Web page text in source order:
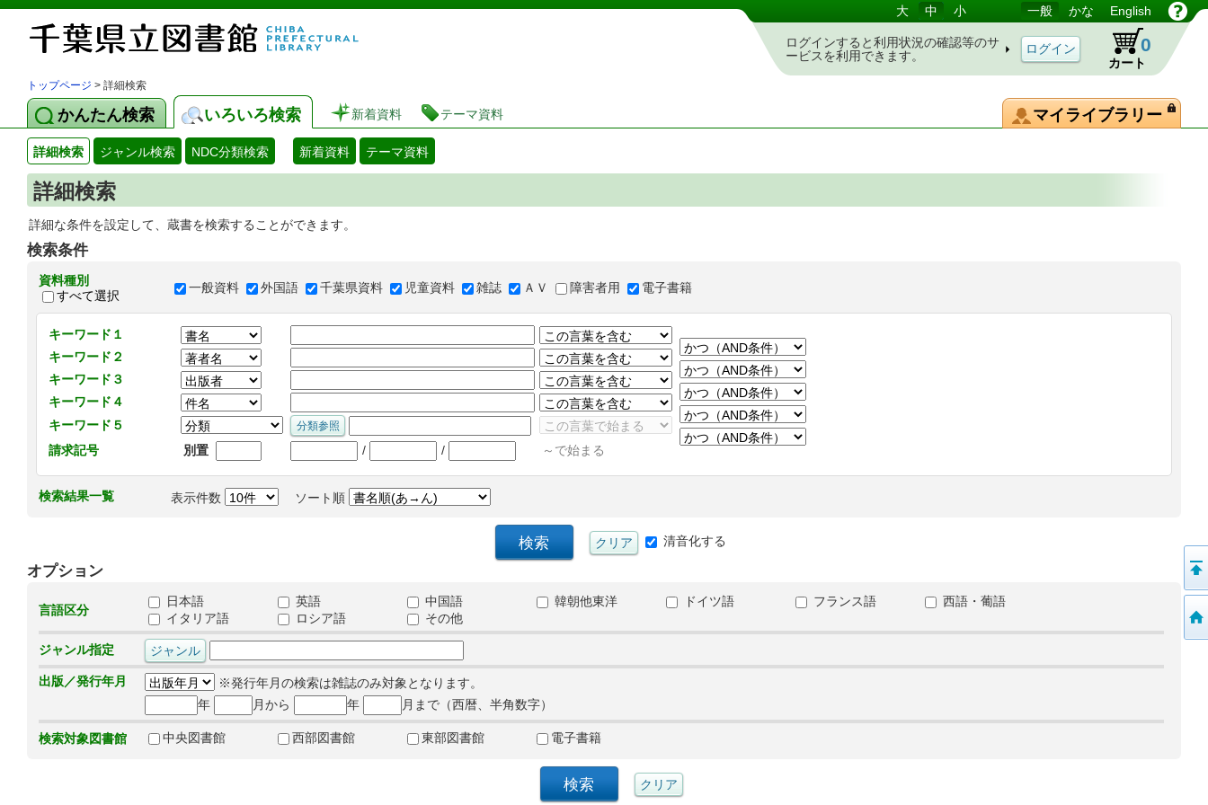
図書館 蔵書検索・予約システム 大 中 小 一般 かな English
ログインすると利用状況の確認等のサ
ービスを利用できます。
カート
0
トップページ > 詳細検索
かんたん検索 いろいろ検索 新着資料 テーマ資料 マイライブラリー
詳細検索 ジャンル検索 NDC分類検索 新着資料 テーマ資料
詳細検索
詳細な条件を設定して、蔵書を検索することができます。
検索条件
資料種別
すべて選択
一般資料 外国語 千葉県資料 児童資料 雑誌 ＡＶ 障害者用 電子書籍
キーワード１
キーワード２
キーワード３
キーワード４
キーワード５
請求記号
別置 / / ～で始まる
検索結果一覧 表示件数 ソート順
清音化する
オプション
言語区分
日本語 英語 中国語 韓朝他東洋 ドイツ語 フランス語
西語・葡語
イタリア語
ロシア語 その他
ジャンル指定
出版／発行年月
※発行年月の検索は雑誌のみ対象となります。
年
月から 年 月まで（西暦、半角数字）
検索対象図書館 中央図書館 西部図書館 東部図書館 電子書籍